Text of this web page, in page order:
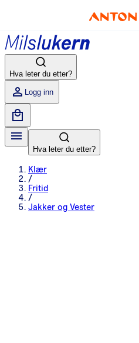
Hva leter du etter?
Logg inn
Hva leter du etter?
Klær
/
Fritid
/
Jakker og Vester